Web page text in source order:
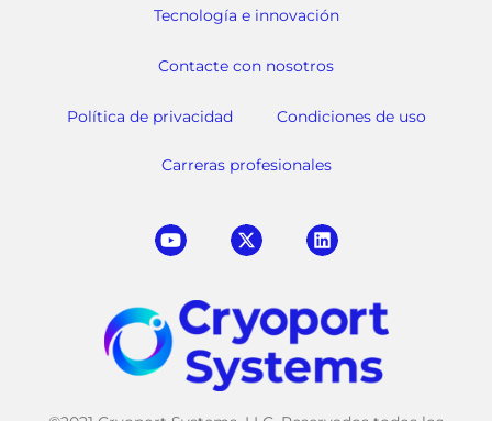
Tecnología e innovación
Contacte con nosotros
Política de privacidad Condiciones de uso
Carreras profesionales